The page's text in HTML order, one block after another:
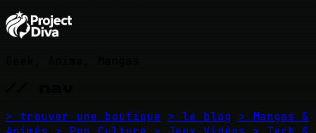
> trouver une boutique > le blog > Mangas &